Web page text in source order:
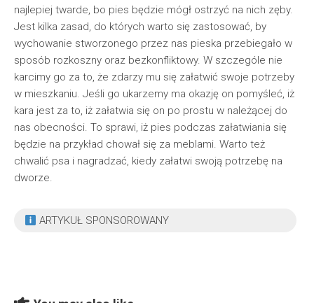
najlepiej twarde, bo pies będzie mógł ostrzyć na nich zęby.
Jest kilka zasad, do których warto się zastosować, by
wychowanie stworzonego przez nas pieska przebiegało w
sposób rozkoszny oraz bezkonfliktowy. W szczególe nie
karcimy go za to, że zdarzy mu się załatwić swoje potrzeby
w mieszkaniu. Jeśli go ukarzemy ma okazję on pomyśleć, iż
kara jest za to, iż załatwia się on po prostu w należącej do
nas obecności. To sprawi, iż pies podczas załatwiania się
będzie na przykład chował się za meblami. Warto też
chwalić psa i nagradzać, kiedy załatwi swoją potrzebę na
dworze.
ARTYKUŁ SPONSOROWANY